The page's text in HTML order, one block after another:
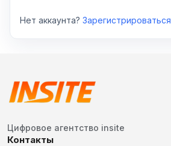
Нет аккаунта? Зарегистрироваться
Цифровое агентство insite
Контакты